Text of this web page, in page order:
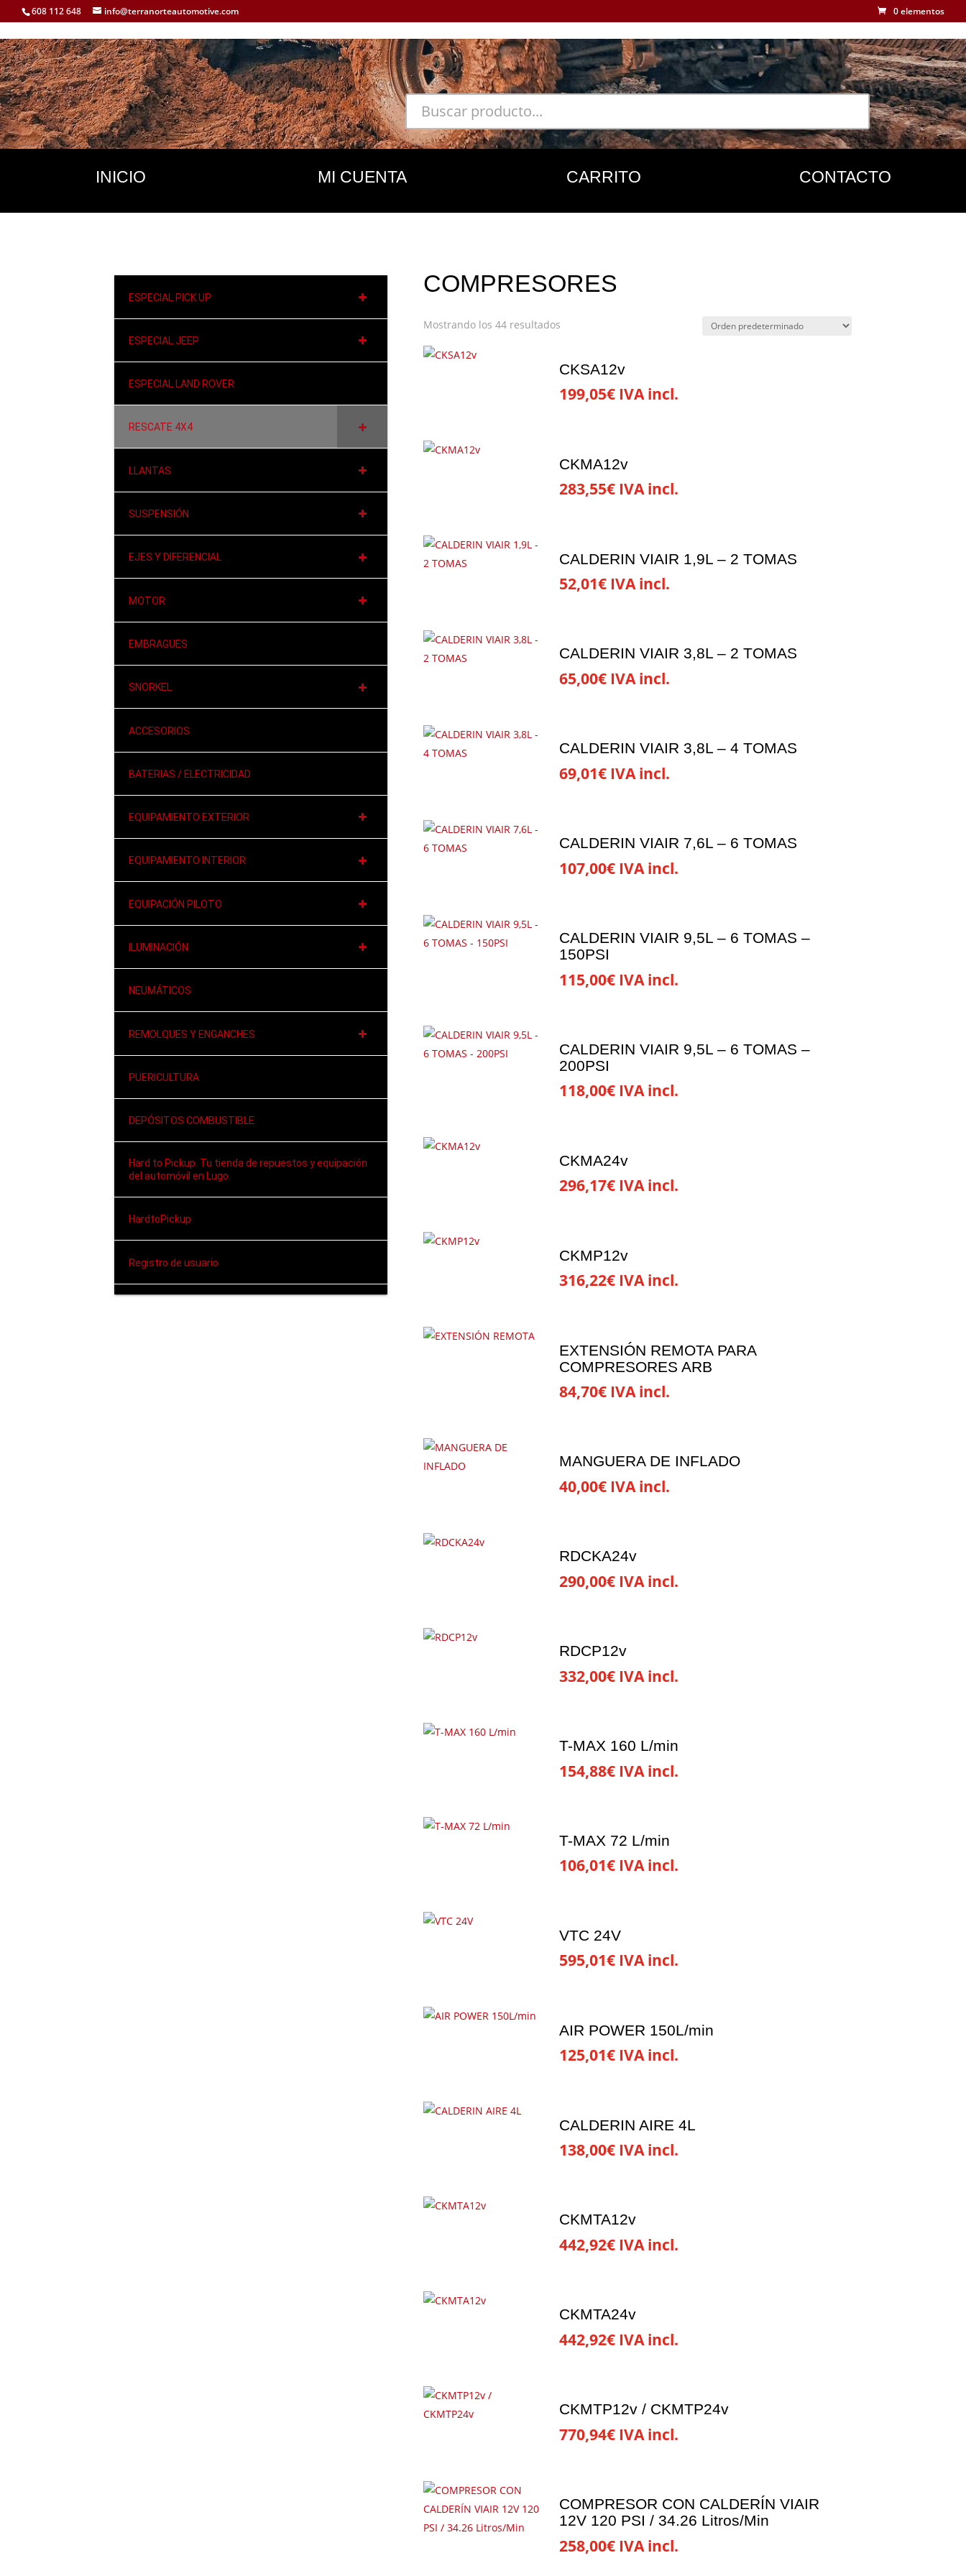
608 112 648 info@terranorteautomotive.com 0 elementos
INICIO MI CUENTA CARRITO CONTACTO
ESPECIAL PICK UP
ESPECIAL JEEP
ESPECIAL LAND ROVER
RESCATE 4X4
LLANTAS
SUSPENSIÓN
EJES Y DIFERENCIAL
MOTOR
EMBRAGUES
SNORKEL
ACCESORIOS
BATERIAS / ELECTRICIDAD
EQUIPAMIENTO EXTERIOR
EQUIPAMIENTO INTERIOR
EQUIPACIÓN PILOTO
ILUMINACIÓN
NEUMÁTICOS
REMOLQUES Y ENGANCHES
PUERICULTURA
DEPÓSITOS COMBUSTIBLE
Hard to Pickup. Tu tienda de repuestos y equipación
del automóvil en Lugo.
HardtoPickup
Registro de usuario
COMPRESORES
Mostrando los 44 resultados
CKSA12v
199,05€ IVA incl.
CKMA12v
283,55€ IVA incl.
CALDERIN VIAIR 1,9L – 2 TOMAS
52,01€ IVA incl.
CALDERIN VIAIR 3,8L – 2 TOMAS
65,00€ IVA incl.
CALDERIN VIAIR 3,8L – 4 TOMAS
69,01€ IVA incl.
CALDERIN VIAIR 7,6L – 6 TOMAS
107,00€ IVA incl.
CALDERIN VIAIR 9,5L – 6 TOMAS –
150PSI
115,00€ IVA incl.
CALDERIN VIAIR 9,5L – 6 TOMAS –
200PSI
118,00€ IVA incl.
CKMA24v
296,17€ IVA incl.
CKMP12v
316,22€ IVA incl.
EXTENSIÓN REMOTA PARA
COMPRESORES ARB
84,70€ IVA incl.
MANGUERA DE INFLADO
40,00€ IVA incl.
RDCKA24v
290,00€ IVA incl.
RDCP12v
332,00€ IVA incl.
T-MAX 160 L/min
154,88€ IVA incl.
T-MAX 72 L/min
106,01€ IVA incl.
VTC 24V
595,01€ IVA incl.
AIR POWER 150L/min
125,01€ IVA incl.
CALDERIN AIRE 4L
138,00€ IVA incl.
CKMTA12v
442,92€ IVA incl.
CKMTA24v
442,92€ IVA incl.
CKMTP12v / CKMTP24v
770,94€ IVA incl.
COMPRESOR CON CALDERÍN VIAIR
12V 120 PSI / 34.26 Litros/Min
258,00€ IVA incl.